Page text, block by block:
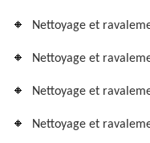
Nettoyage et
Nettoyage et
Nettoyage et
Nettoyage et